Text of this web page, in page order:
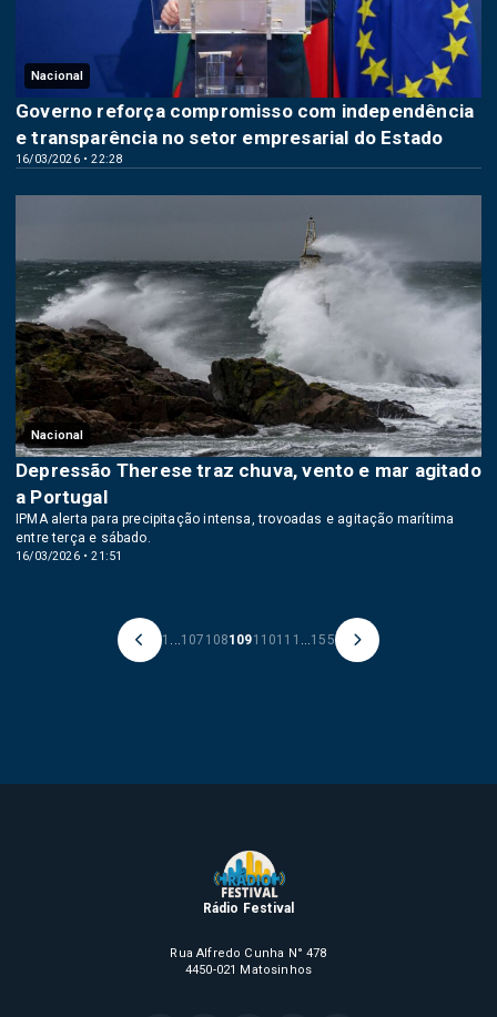
Nacional
16/03/2026 • 22:28
Governo reforça compromisso com independência
e transparência no setor empresarial do Estado
Nacional
16/03/2026 • 21:51
Depressão Therese traz chuva, vento e mar agitado
a Portugal
IPMA alerta para precipitação intensa, trovoadas e agitação marítima
entre terça e sábado.
1 107 108109110111 155
Rádio Festival
Rua Alfredo Cunha N° 478
4450-021 Matosinhos